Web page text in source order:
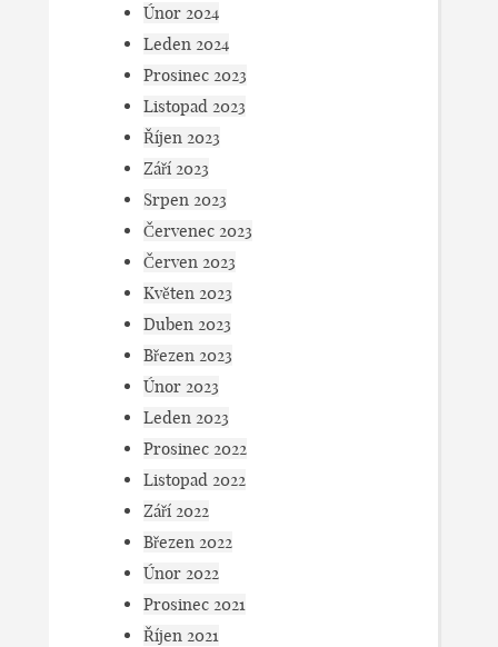
Únor 2024
Leden 2024
Prosinec 2023
Listopad 2023
Říjen 2023
Září 2023
Srpen 2023
Červenec 2023
Červen 2023
Květen 2023
Duben 2023
Březen 2023
Únor 2023
Leden 2023
Prosinec 2022
Listopad 2022
Září 2022
Březen 2022
Únor 2022
Prosinec 2021
Říjen 2021